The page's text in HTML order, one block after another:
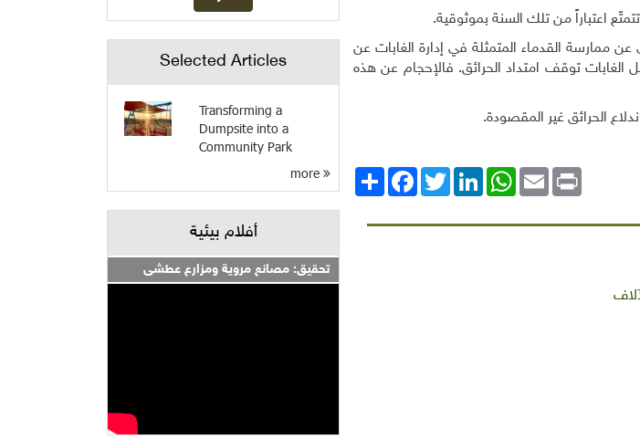
.
عن ممارسة القدماء المتمثلة في إدارة الغابات عن
الغابات توقف امتداد الحرائق. فالإحجام عن هذه
الحرائق غير المقصودة.
انشر
FacebookTwitterLinkedIn
WhatsAppEmail Print
Selected Articles
Transforming a
Dumpsite into a
Community Park
أفلام بيئية
تحقيق: مصانع مروية ومزارع عطشى